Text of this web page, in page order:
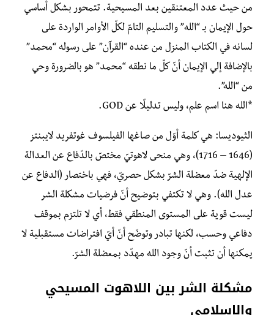
من حيث عدد المعتنقين بعد المسيحية. تتمحور بشكل أساسي
حول الإيمان بـ “الله” والتسليم التامّ لكلّ الأوامر الواردة على
لسانه في الكتاب المنزل من عنده “القرآن” على رسوله “محمد”
بالإضافة إلي الإيمان أنّ كلّ ما نطقه “محمد” هو بالضرورة وحي
من “الله”.
*الله هنا اسم علم، وليس تدليلًا عن GOD.
الثيوديسا: هي كلمة أوّل من صاغها الفيلسوف غوتفريد لايبنتز
(1646 – 1716)، وهي منحى لاهوتيّ مختصّ بالدّفاع عن العدالة
الإلهية ضدّ معضلة الشرّ بشكل حصريّ، فهي باختصار (الدفاع عن
عدل الله). وهي لا تكتفي بتوضيح أنّ فرضيات مشكلة الشر
ليست قوية على المستوى المنطقي فقط، أي لا تلتزم بموقف
دفاعي وحسب، لكنها تبادر وتوضّح أنّ أيّ افتراضات مستقبلية لا
يمكنها أن تثبت أنّ وجود الله مهدّد بمعضلة الشرّ.
مشكلة الشر بين اللاهوت المسيحي
والإسلامي